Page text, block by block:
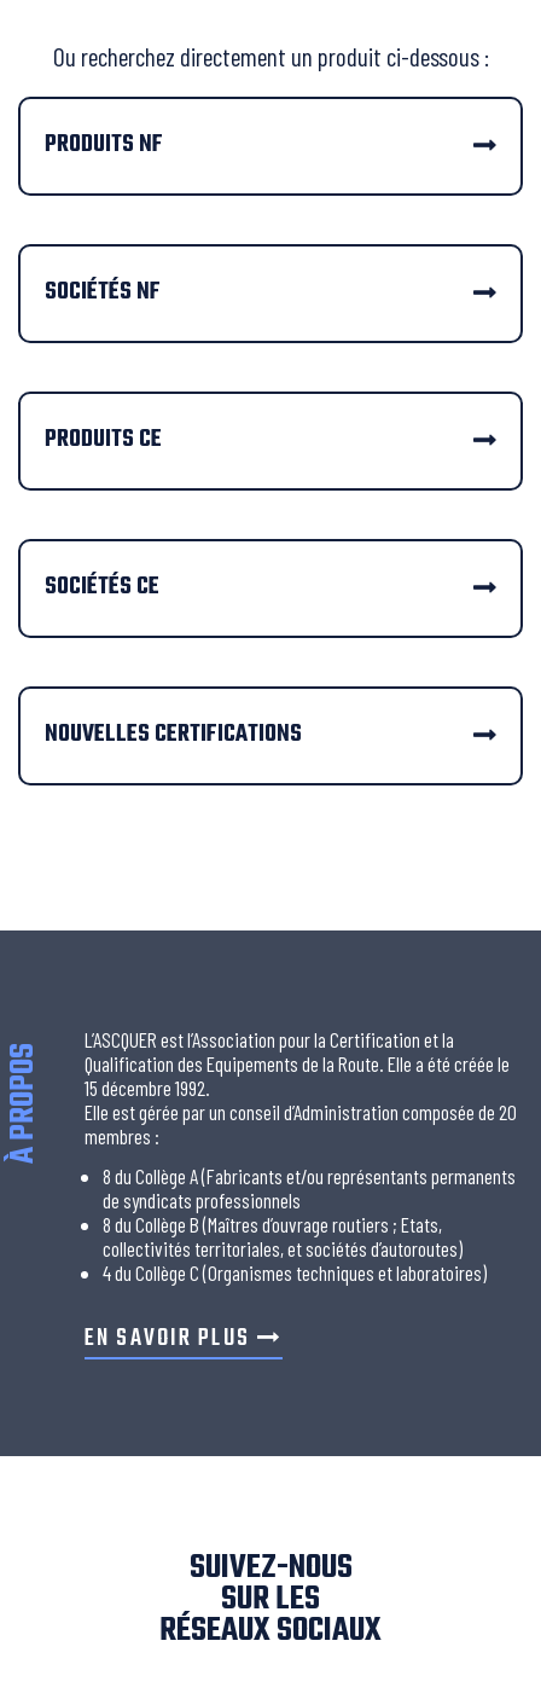
Ou recherchez directement un produit ci-dessous :
PRODUITS NF
SOCIÉTÉS NF
PRODUITS CE
SOCIÉTÉS CE
NOUVELLES CERTIFICATIONS
À PROPOS
L’ASCQUER est l’Association pour la Certification et la
Qualification des Equipements de la Route. Elle a été créée le
15 décembre 1992.
Elle est gérée par un conseil d’Administration composée de 20
membres :
8 du Collège A (Fabricants et/ou représentants permanents
de syndicats professionnels
8 du Collège B (Maîtres d’ouvrage routiers ; Etats,
collectivités territoriales, et sociétés d’autoroutes)
4 du Collège C (Organismes techniques et laboratoires)
EN SAVOIR PLUS
SUIVEZ-NOUS
SUR LES
RÉSEAUX SOCIAUX